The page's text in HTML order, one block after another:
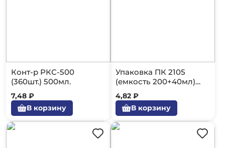
Конт-р РКС-500
(360шт.) 500мл.
7,48 ₽
В корзину
Упаковка ПК 2105
(емкость 200+40мл)
900шт.
4,82 ₽
В корзину